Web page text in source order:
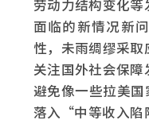
劳动力结构变化等
面临的新情况新
性，未雨绸缪采取
关注国外社会保障
避免像一些拉美
落入“中等收入陷